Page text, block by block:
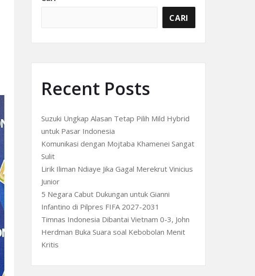
CARI
Recent Posts
Suzuki Ungkap Alasan Tetap Pilih Mild Hybrid
untuk Pasar Indonesia
Komunikasi dengan Mojtaba Khamenei Sangat
Sulit
Lirik Iliman Ndiaye Jika Gagal Merekrut Vinicius
Junior
5 Negara Cabut Dukungan untuk Gianni
Infantino di Pilpres FIFA 2027-2031
Timnas Indonesia Dibantai Vietnam 0-3, John
Herdman Buka Suara soal Kebobolan Menit
Kritis